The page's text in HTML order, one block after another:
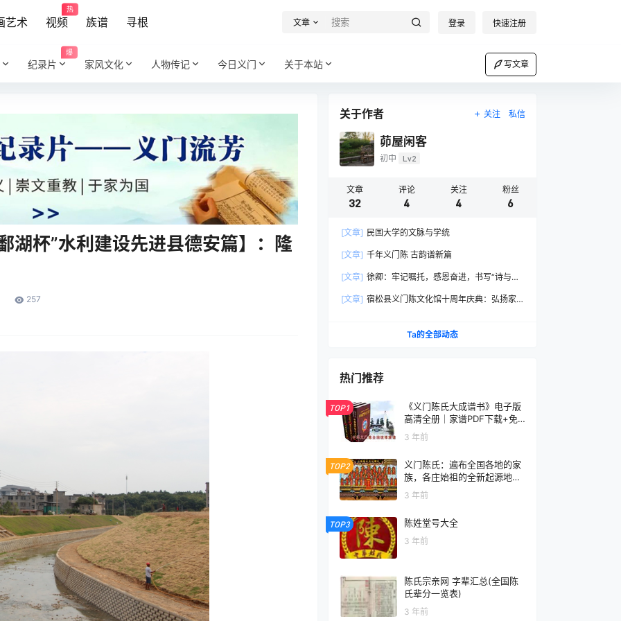
艺术 视频
热
族谱 寻根 文章 登录 快速注册
纪录片
爆
家风文化 人物传记 今日义门 关于本站 写文章
湖杯”水利建设先进县德安篇】：隆
257
关于作者 关注 私信
茆屋闲客
初中 Lv2
文章
32
评论
4
关注
4
粉丝
6
[文章] 民国大学的文脉与学统
[文章] 千年义门陈 古韵谱新篇
[文章] 徐卿：牢记嘱托，感恩奋进，书写“诗与远
[文章] 宿松县义门陈文化馆十周年庆典：弘扬家
Ta的全部动态
热门推荐
TOP1
《义门陈氏大成谱书》电子版
高清全册｜家谱PDF下载+免
费在线阅读｜官方正版无水印
3 年前
TOP2
义门陈氏：遍布全国各地的家
族，各庄始祖的全新起源地揭
3 年前
TOP3 陈姓堂号大全
3 年前
陈氏宗亲网 字辈汇总(全国陈
氏辈分一览表)
3 年前